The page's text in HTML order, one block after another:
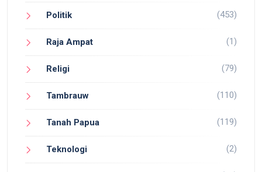
Politik (453)
Raja Ampat (1)
Religi (79)
Tambrauw (110)
Tanah Papua (119)
Teknologi (2)